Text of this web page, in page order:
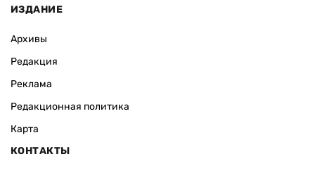
ИЗДАНИЕ
Архивы
Редакция
Реклама
Редакционная политика
Карта
КОНТАКТЫ